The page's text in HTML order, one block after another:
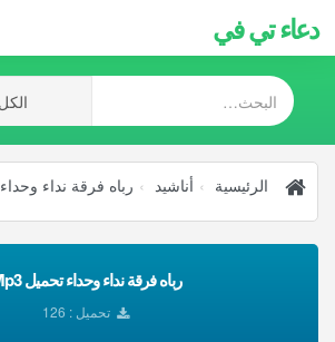
دعاء تي في
الرئيسية أناشيد رباه فرقة نداء وحداء
رباه فرقة نداء وحداء تحميل Mp3
تحميل : 126